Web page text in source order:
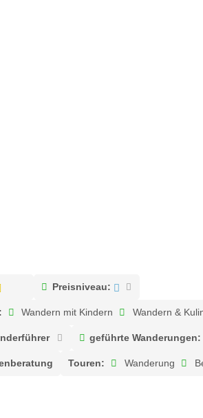
Preisniveau:
Wandern mit Kindern Wandern &
geführte Wanderungen:
Touren: Wanderung